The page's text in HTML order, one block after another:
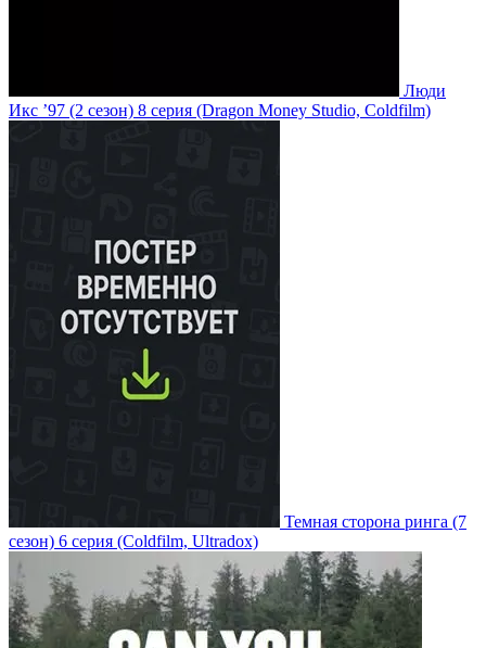
Люди
Икс ’97 (2 сезон) 8 серия (Dragon Money Studio, Coldfilm)
Темная сторона ринга (7
сезон) 6 серия (Coldfilm, Ultradox)